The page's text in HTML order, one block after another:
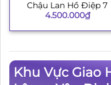
Chậu Lan Hồ Điệp 7
4.500.000₫
Khu Vực Giao